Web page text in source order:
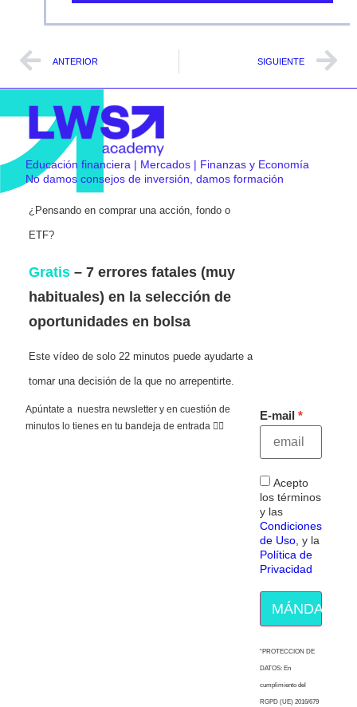
ANTERIOR SIGUIENTE
Educación financiera | Mercados | Finanzas y Economía
No damos consejos de inversión, damos formación
¿Pensando en comprar una acción, fondo o
ETF?
Gratis – 7 errores fatales (muy
habituales) en la selección de
oportunidades en bolsa
Este vídeo de solo 22 minutos puede ayudarte a
tomar una decisión de la que no arrepentirte.
Apúntate a nuestra newsletter y en cuestión de
minutos lo tienes en tu bandeja de entrada 👇🏻
E-mail
Acepto
los términos
y las
Condiciones
de Uso , y la
Política de
Privacidad
MÁNDAME
“PROTECCION DE
DATOS: En
cumplimiento del
RGPD (UE) 2016/679